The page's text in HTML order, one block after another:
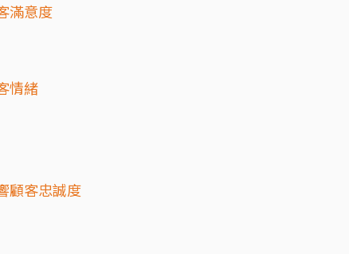
滿意度
情緒
顧客忠誠度